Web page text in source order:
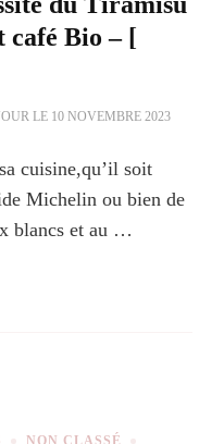
café Bio – [
LE 10 NOVEMBRE 2023
cuisine,qu’il soit
Michelin ou bien de
blancs et au …
NON CLASSÉ